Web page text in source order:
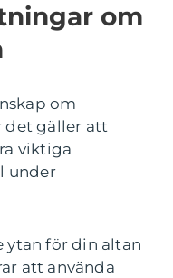
om
om
det gäller att
viktiga
under
ytan för din altan
att använda